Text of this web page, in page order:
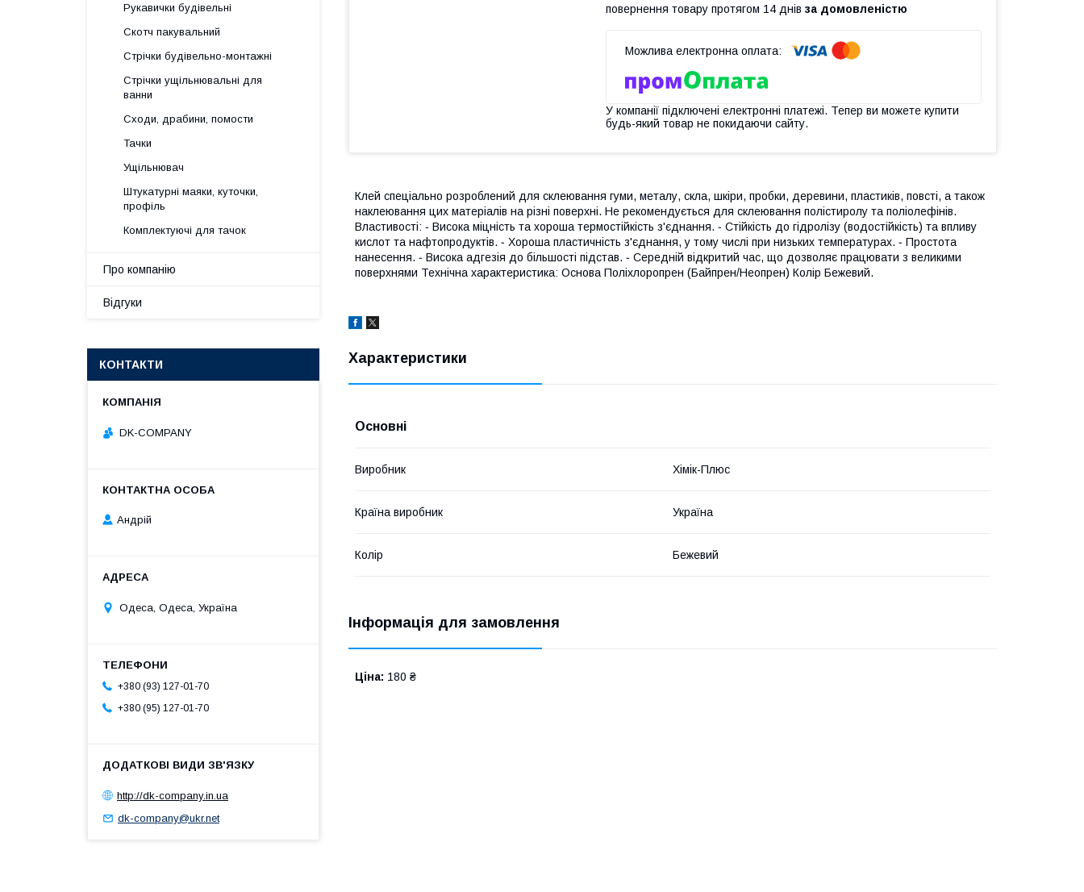
повернення товару протягом 14 днів за домовленістю
У компанії підключені електронні платежі. Тепер ви можете купити
будь-який товар не покидаючи сайту.
Клей спеціально розроблений для склеювання гуми, металу, скла, шкіри, пробки, деревини, пластиків, повсті, а також
наклеювання цих матеріалів на різні поверхні. Не рекомендується для склеювання полістиролу та поліолефінів.
Властивості: ‐ Висока міцність та хороша термостійкість з'єднання. ‐ Стійкість до гідролізу (водостійкість) та впливу
кислот та нафтопродуктів. ‐ Хороша пластичність з'єднання, у тому числі при низьких температурах. ‐ Простота
нанесення. ‐ Висока адгезія до більшості підстав. ‐ Середній відкритий час, що дозволяє працювати з великими
поверхнями Технічна характеристика: Основа Поліхлоропрен (Байпрен/Неопрен) Колір Бежевий.
Характеристики
Основні
Виробник Хімік-Плюс
Країна виробник Україна
Колір Бежевий
Інформація для замовлення
Ціна: 180 ₴
Рукавички будівельні
Скотч пакувальний
Стрічки будівельно-монтажні
Стрічки ущільнювальні для
ванни
Сходи, драбини, помости
Тачки
Ущільнювач
Штукатурні маяки, куточки,
профіль
Комплектуючі для тачок
Про компанію
Відгуки
КОНТАКТИ
DK-COMPANY
Андрій
Одеса, Одеса, Україна
+380 (93) 127-01-70
+380 (95) 127-01-70
http://dk-company.in.ua
dk-company@ukr.net